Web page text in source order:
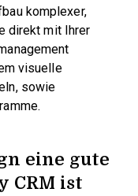
komplexer,
direkt mit Ihrer
visuelle
sowie
eine gute
CRM ist